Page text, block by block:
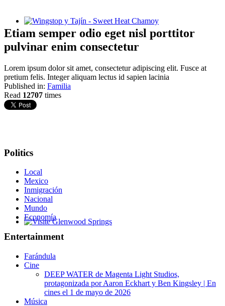
Wingstop y Tajín - Sweet Heat Chamoy
Etiam semper odio eget nisl porttitor
pulvinar enim consectetur
Lorem ipsum dolor sit amet, consectetur adipiscing elit. Fusce at
pretium felis. Integer aliquam lectus id sapien lacinia
Published in: Familia
Read 12707 times
Politics
Local
Mexico
Inmigración
Nacional
Mundo
Economía
Entertainment
Farándula
Cine
DEEP WATER de Magenta Light Studios,
protagonizada por Aaron Eckhart y Ben Kingsley | En
cines el 1 de mayo de 2026
Música